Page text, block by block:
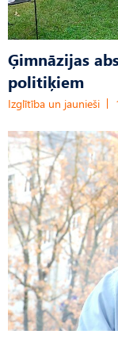
Ģimnāzijas
politiķiem
Izglītība un jaunieši